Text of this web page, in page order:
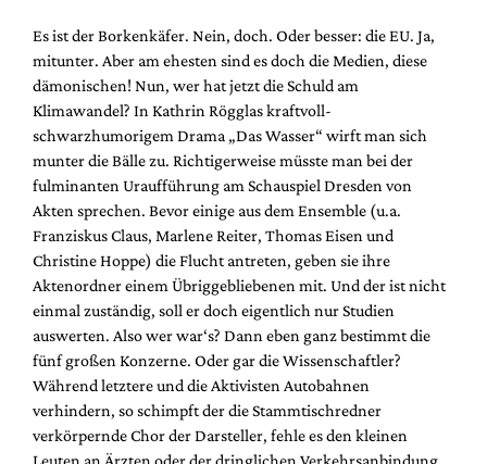
Alle Hefte
Leseproben
Podcast
Service
Shop / Abo
Newsletter
Redaktion
Autor:innen
Partner
Mediadaten
Suche
Es ist der Borkenkäfer. Nein, doch. Oder besser: die EU. Ja,
mitunter. Aber am ehesten sind es doch die Medien, diese
dämonischen! Nun, wer hat jetzt die Schuld am
Klimawandel? In Kathrin Rögglas kraftvoll-
schwarzhumorigem Drama „Das Wasser“ wirft man sich
munter die Bälle zu. Richtigerweise müsste man bei der
fulminanten Uraufführung am Schauspiel Dresden von
Akten sprechen. Bevor einige aus dem Ensemble (u.a.
Franziskus Claus, Marlene Reiter, Thomas Eisen und
Christine Hoppe) die Flucht antreten, geben sie ihre
Aktenordner einem Übriggebliebenen mit. Und der ist nicht
einmal zuständig, soll er doch eigentlich nur Studien
auswerten. Also wer war‘s? Dann eben ganz bestimmt die
fünf großen Konzerne. Oder gar die Wissenschaftler?
Während letztere und die Aktivisten Autobahnen
verhindern, so schimpft der die Stammtischredner
verkörpernde Chor der Darsteller, fehle es den kleinen
Leuten an Ärzten oder der dringlichen Verkehrsanbindung.